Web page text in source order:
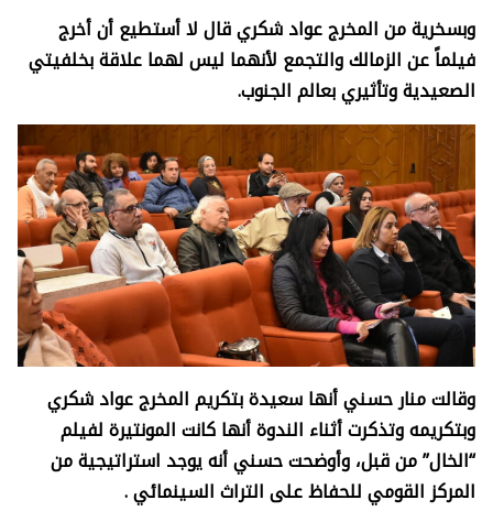
وبسخرية من المخرج عواد شكري قال لا أستطيع أن أخرج
فيلماً عن الزمالك والتجمع لأنهما ليس لهما علاقة بخلفيتي
الصعيدية وتأثيري بعالم الجنوب.
وقالت منار حسني أنها سعيدة بتكريم المخرج عواد شكري
وبتكريمه وتذكرت أثناء الندوة أنها كانت المونتيرة لفيلم
“الخال” من قبل، وأوضحت حسني أنه يوجد استراتيجية من
المركز القومي للحفاظ على التراث السينمائي .